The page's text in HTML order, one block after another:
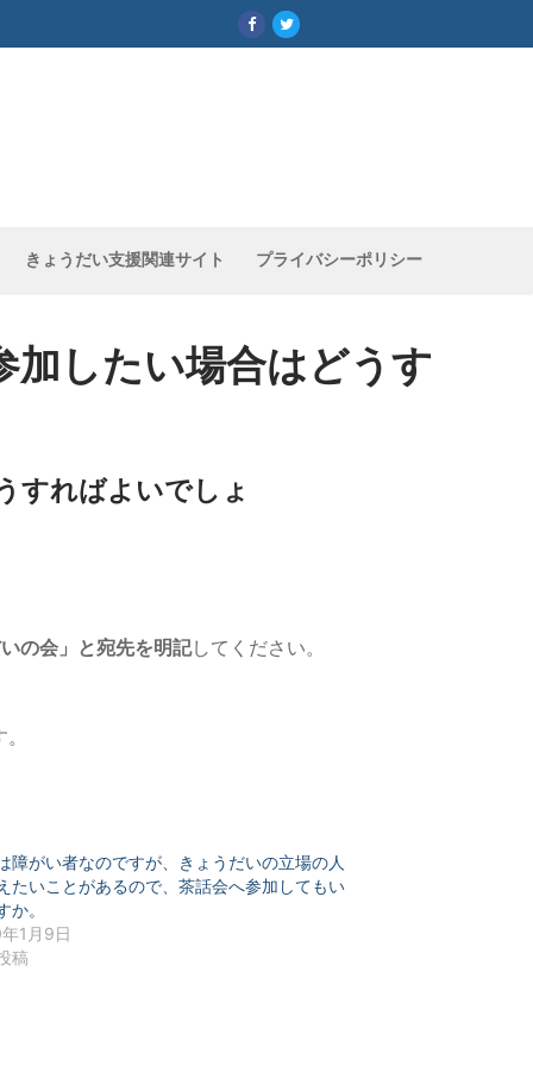
きょうだい支援関連サイト プライバシーポリシー
加したい場合はどうす
すればよいでしょ
の会」と宛先を明記してください。
障がい者なのですが、きょうだいの立場の人
たいことがあるので、茶話会へ参加してもい
か。
1月9日
稿